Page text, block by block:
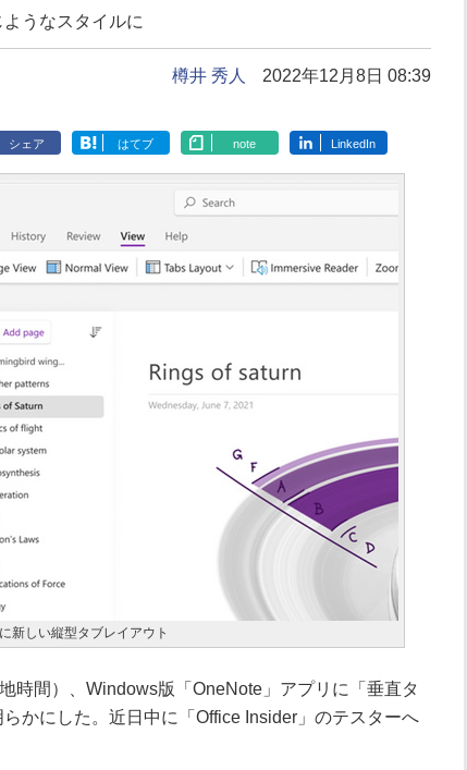
うなスタイルに
樽井 秀人 2022年12月8日 08:39
シェア はてブ note LinkedIn
新しい縦型タブレイアウト
時間）、Windows版「OneNote」アプリに「垂直タ
かにした。近日中に「Office Insider」のテスターへ